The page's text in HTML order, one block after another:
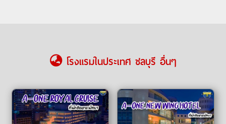
โรงแรมในประเทศ ชลบุรี อื่นๆ